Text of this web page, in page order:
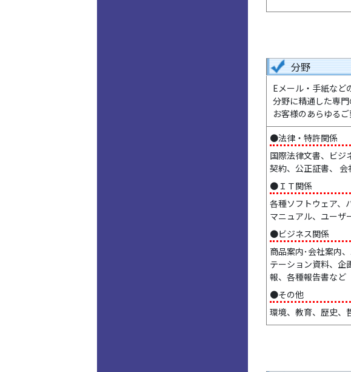
分野
Eメール・手紙など
分野に精通した専門
お客様のあらゆる
●法律・特許関係
国際法律文書、ビジ
契約、公正証書、
●ＩＴ関係
各種ソフトウェア、
マニュアル、ユーザ
●ビジネス関係
商品案内･会社案内
テーション資料、企
報、各種報告書など
●その他
環境、教育、歴史、